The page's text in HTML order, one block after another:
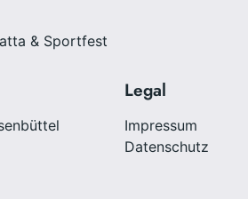
& Sportfest
Legal
Impressum
Datenschutz